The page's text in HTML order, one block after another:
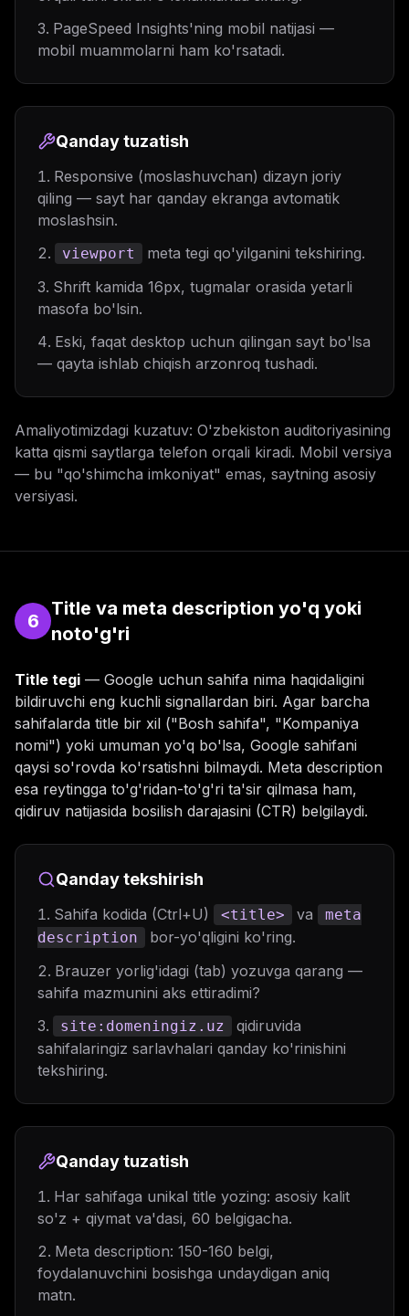
PageSpeed Insights'ning mobil natijasi —
mobil muammolarni ham ko'rsatadi.
Qanday tuzatish
Responsive (moslashuvchan) dizayn joriy
qiling — sayt har qanday ekranga avtomatik
moslashsin.
viewport
meta tegi qo'yilganini tekshiring.
Shrift kamida 16px, tugmalar orasida yetarli
masofa bo'lsin.
Eski, faqat desktop uchun qilingan sayt bo'lsa
— qayta ishlab chiqish arzonroq tushadi.
Amaliyotimizdagi kuzatuv: O'zbekiston auditoriyasining
katta qismi saytlarga telefon orqali kiradi. Mobil versiya
— bu "qo'shimcha imkoniyat" emas, saytning asosiy
versiyasi.
6
Title va meta description yo'q yoki
noto'g'ri
Title tegi — Google uchun sahifa nima haqidaligini
bildiruvchi eng kuchli signallardan biri. Agar barcha
sahifalarda title bir xil ("Bosh sahifa", "Kompaniya
nomi") yoki umuman yo'q bo'lsa, Google sahifani
qaysi so'rovda ko'rsatishni bilmaydi. Meta description
esa reytingga to'g'ridan-to'g'ri ta'sir qilmasa ham,
qidiruv natijasida bosilish darajasini (CTR) belgilaydi.
Qanday tekshirish
Sahifa kodida (Ctrl+U) <title> va
meta
description
bor-yo'qligini ko'ring.
Brauzer yorlig'idagi (tab) yozuvga qarang —
sahifa mazmunini aks ettiradimi?
site:domeningiz.uz
qidiruvida
sahifalaringiz sarlavhalari qanday ko'rinishini
tekshiring.
Qanday tuzatish
Har sahifaga unikal title yozing: asosiy kalit
so'z + qiymat va'dasi, 60 belgigacha.
Meta description: 150-160 belgi,
foydalanuvchini bosishga undaydigan aniq
matn.